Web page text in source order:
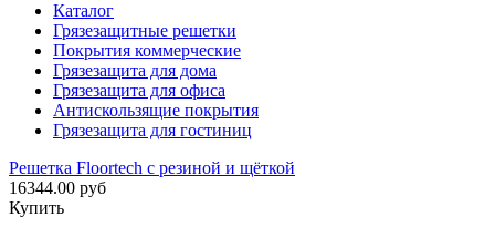
Каталог
Грязезащитные решетки
Покрытия коммерческие
Грязезащита для дома
Грязезащита для офиса
Антискользящие покрытия
Грязезащита для гостиниц
Решетка Floortech с резиной и щёткой
16344.00 руб
Купить